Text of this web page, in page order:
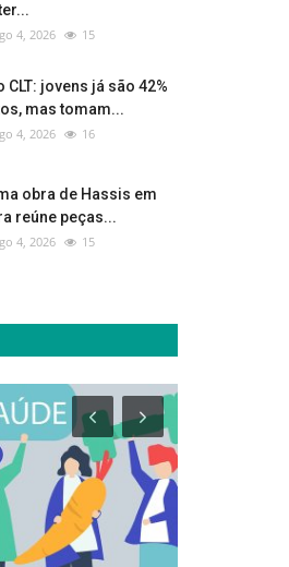
4, 2026 15
jovens já são 42%
mas tomam...
4, 2026 16
obra de Hassis em
reúne peças...
4, 2026 15